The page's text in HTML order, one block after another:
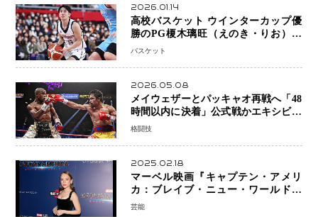
2026.01.14
高校バスケット ウインターカップ優
勝のPG榎木璃旺（えのき・りお）が
プロの現場へ―。
バスケット
2026.05.08
メイウェザーとパッキャオ再戦へ「48
時間以内に決着」公式戦かエキシビシ
ョンか混迷続く
格闘技
2025.02.18
マーベル映画『キャプテン・アメリ
カ：ブレイブ・ニュー・ワールド』
新ブラック・ウィドウ役のシラ・ハー
芸能